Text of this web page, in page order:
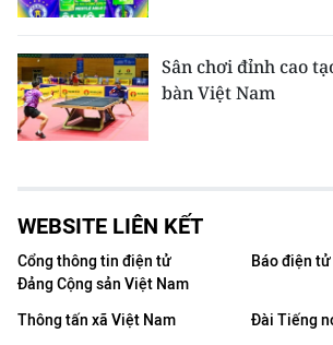
Sân chơi đỉnh cao
bàn Việt Nam
WEBSITE LIÊN KẾT
Cổng thông tin điện tử
Đảng Cộng sản Việt Nam
Báo điện
Thông tấn xã Việt Nam
Đài Tiếng